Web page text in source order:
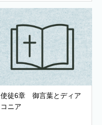
使徒6章 御言葉とディア
コニア